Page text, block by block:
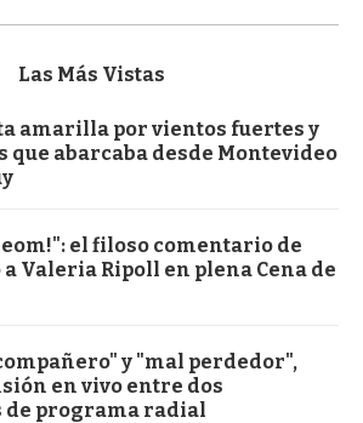
Las Más Vistas
amarilla por vientos fuertes y
que abarcaba desde Montevideo
el filoso comentario de
Valeria Ripoll en plena Cena de
y "mal perdedor",
en vivo entre dos
programa radial